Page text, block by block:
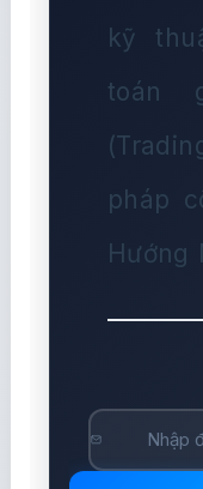
kỹ
toán
pháp
Hướng